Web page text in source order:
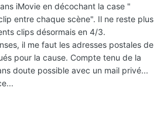
iMovie en décochant la case "
entre chaque scène". Il ne reste plus
clips désormais en 4/3.
il me faut les adresses postales de
pour la cause. Compte tenu de la
doute possible avec un mail privé...